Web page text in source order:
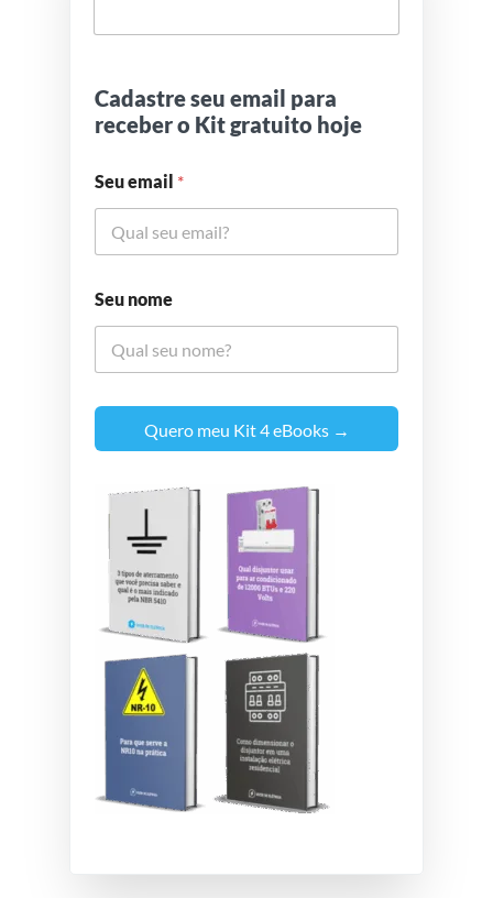
Cadastre seu email para
receber o Kit gratuito hoje
Seu email *
Seu nome
Quero meu Kit 4 eBooks →